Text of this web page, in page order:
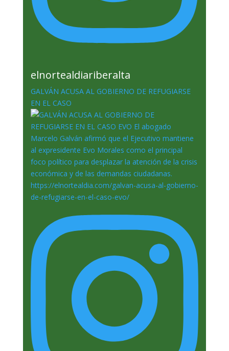
elnortealdiariberalta
GALVÁN ACUSA AL GOBIERNO DE REFUGIARSE
EN EL CASO